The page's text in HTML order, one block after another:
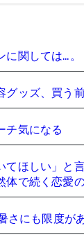
関しては…。
グッズ、買う
チ気になる
てほしい」と
体で続く恋愛
さにも限度が